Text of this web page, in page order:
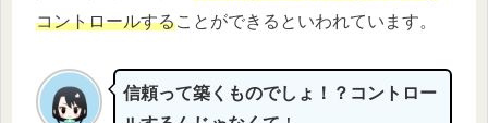
コントロールすることができるといわれています。
信頼って築くものでしょ！？コントロー